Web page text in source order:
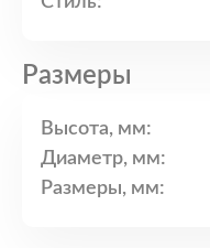
Размеры
Высота, мм:
Диаметр, мм:
Размеры, мм: